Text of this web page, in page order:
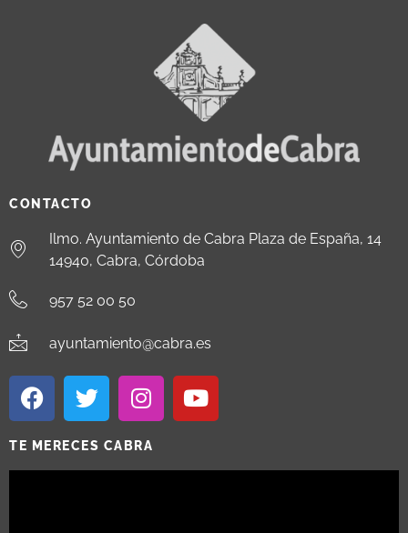
CONTACTO
Ilmo. Ayuntamiento de Cabra Plaza de España, 14
14940, Cabra, Córdoba
957 52 00 50
ayuntamiento@cabra.es
TE MERECES CABRA